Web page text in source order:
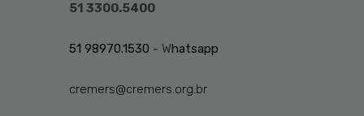
51 3300.5400
51 98970.1530 - Whatsapp
cremers@cremers.org.br